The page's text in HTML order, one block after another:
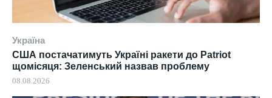
Україна
США постачатимуть Україні ракети до Patriot
щомісяця: Зеленський назвав проблему
08.08.2026